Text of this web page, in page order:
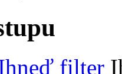
filter